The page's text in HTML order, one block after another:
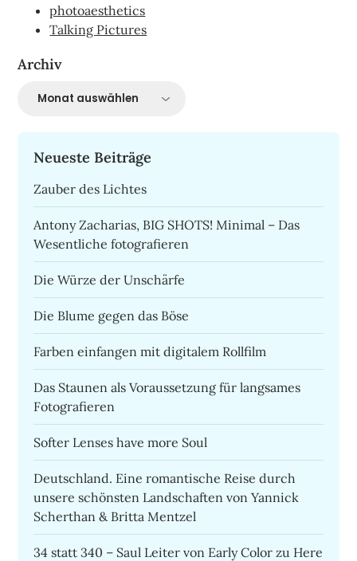
photoaesthetics
Talking Pictures
Archiv
Neueste Beiträge
Zauber des Lichtes
Antony Zacharias, BIG SHOTS! Minimal – Das
Wesentliche fotografieren
Die Würze der Unschärfe
Die Blume gegen das Böse
Farben einfangen mit digitalem Rollfilm
Das Staunen als Voraussetzung für langsames
Fotografieren
Softer Lenses have more Soul
Deutschland. Eine romantische Reise durch
unsere schönsten Landschaften von Yannick
Scherthan & Britta Mentzel
34 statt 340 – Saul Leiter von Early Color zu Here